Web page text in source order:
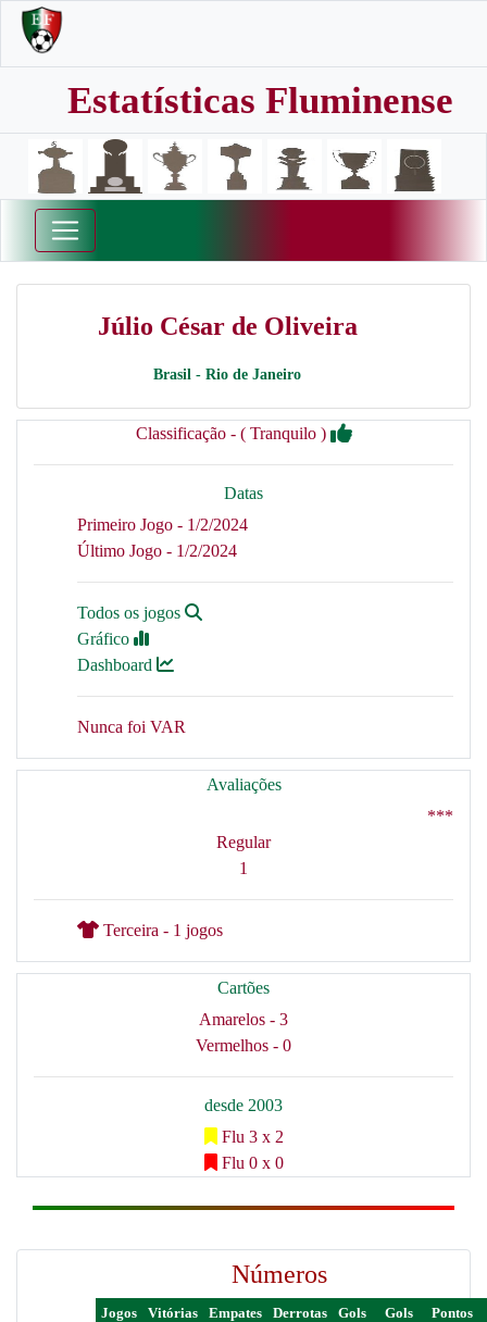
Estatísticas Fluminense
Júlio César de Oliveira
Brasil - Rio de Janeiro
Classificação - ( Tranquilo )
Datas
Primeiro Jogo - 1/2/2024
Último Jogo - 1/2/2024
Todos os jogos
Gráfico
Dashboard
Nunca foi VAR
Avaliações
***
Regular
1
Terceira - 1 jogos
Cartões
Amarelos - 3
Vermelhos - 0
desde 2003
Flu 3 x 2
Flu 0 x 0
Números
Jogos Vitórias Empates Derrotas
Gols
Gols
Pontos